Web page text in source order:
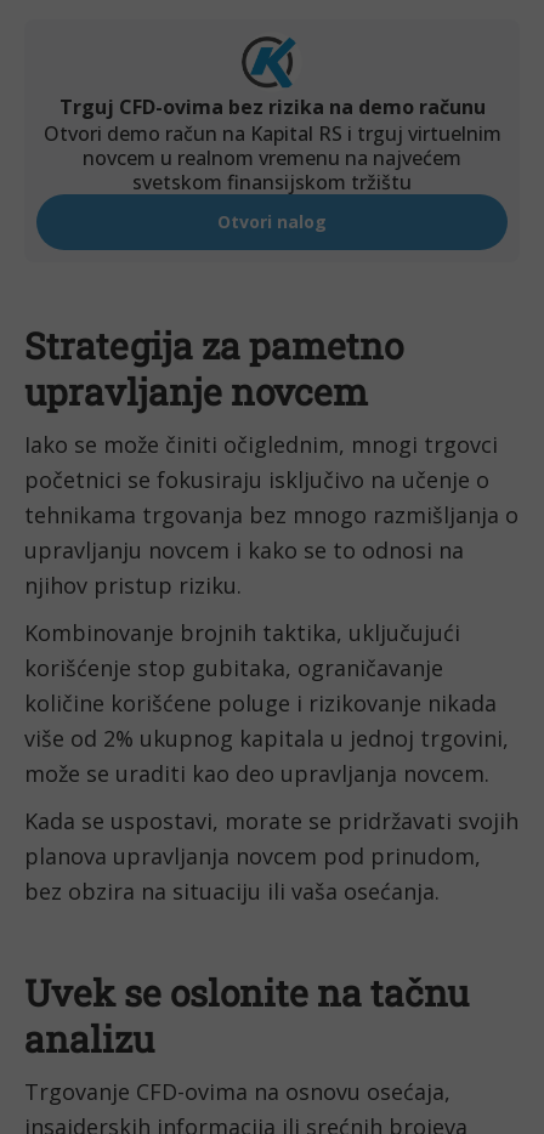
Strategija za pametno
upravljanje novcem
Iako se može činiti očiglednim, mnogi trgovci
početnici se fokusiraju isključivo na učenje o
tehnikama trgovanja bez mnogo razmišljanja o
upravljanju novcem i kako se to odnosi na
njihov pristup riziku.
Kombinovanje brojnih taktika, uključujući
korišćenje stop gubitaka, ograničavanje
količine korišćene poluge i rizikovanje nikada
više od 2% ukupnog kapitala u jednoj trgovini,
može se uraditi kao deo upravljanja novcem.
Kada se uspostavi, morate se pridržavati svojih
planova upravljanja novcem pod prinudom,
bez obzira na situaciju ili vaša osećanja.
Uvek se oslonite na tačnu
analizu
Trgovanje CFD-ovima na osnovu osećaja,
insajderskih informacija ili srećnih brojeva